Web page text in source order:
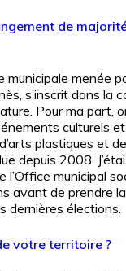
de
municipale menée
s’inscrit dans la
Pour ma part,
culturels et
plastiques et
depuis 2008.
municipal
avant de prendre
dernières élections.
votre territoire ?